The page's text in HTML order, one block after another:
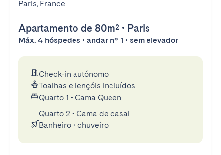
Paris, France
Apartamento de 80m² • Paris
Máx. 4 hóspedes • andar nº 1 • sem elevador
Check-in autónomo
Toalhas e lençóis incluídos
Quarto 1 • Cama Queen
Quarto 2 • Cama de casal
Banheiro • chuveiro